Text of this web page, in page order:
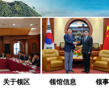
关于领区 领馆信息 领